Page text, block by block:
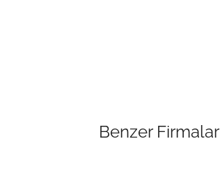
Benzer Firmalar